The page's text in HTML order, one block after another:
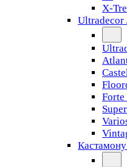
X-
Ultradecor
Forte
Кастамону